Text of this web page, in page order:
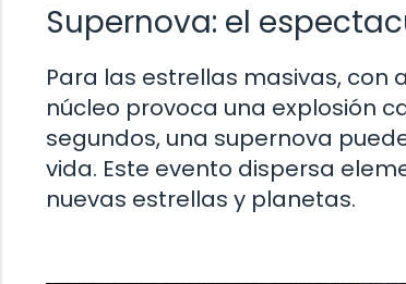
Supernova: el
Para las estrellas masivas, con
núcleo provoca una explosión
segundos, una supernova
vida. Este evento dispersa
nuevas estrellas y planetas.